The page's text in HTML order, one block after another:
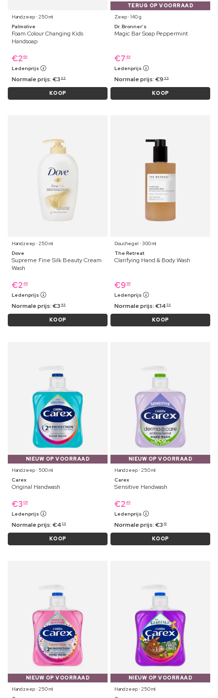
Handzeep ⋅ 250 ml
Palmolive
Foam Colour Changing Kids
Handsoap
€2 69
Ledenprijs
Normale prijs:€3 99
KOOP
TERUG OP VOORRAAD
Zeep ⋅ 140 g
Dr. Bronner’s
Magic Bar Soap Peppermint
€7 49
Ledenprijs
Normale prijs:€9 99
KOOP
Handzeep ⋅ 250 ml
Dove
Supreme Fine Silk Beauty Cream
Wash
€2 49
Ledenprijs
Normale prijs:€3 49
KOOP
Douchegel ⋅ 300 ml
The Retreat
Clarifying Hand & Body Wash
€9 99
Ledenprijs
Normale prijs:€14 39
KOOP
NIEUW OP VOORRAAD
Handzeep ⋅ 500 ml
Carex
Original Handwash
€3 09
Ledenprijs
Normale prijs:€4 39
KOOP
NIEUW OP VOORRAAD
Handzeep ⋅ 250 ml
Carex
Sensitive Handwash
€2 49
Ledenprijs
Normale prijs:€3 19
KOOP
NIEUW OP VOORRAAD
Handzeep ⋅ 250 ml
NIEUW OP VOORRAAD
Handzeep ⋅ 250 ml